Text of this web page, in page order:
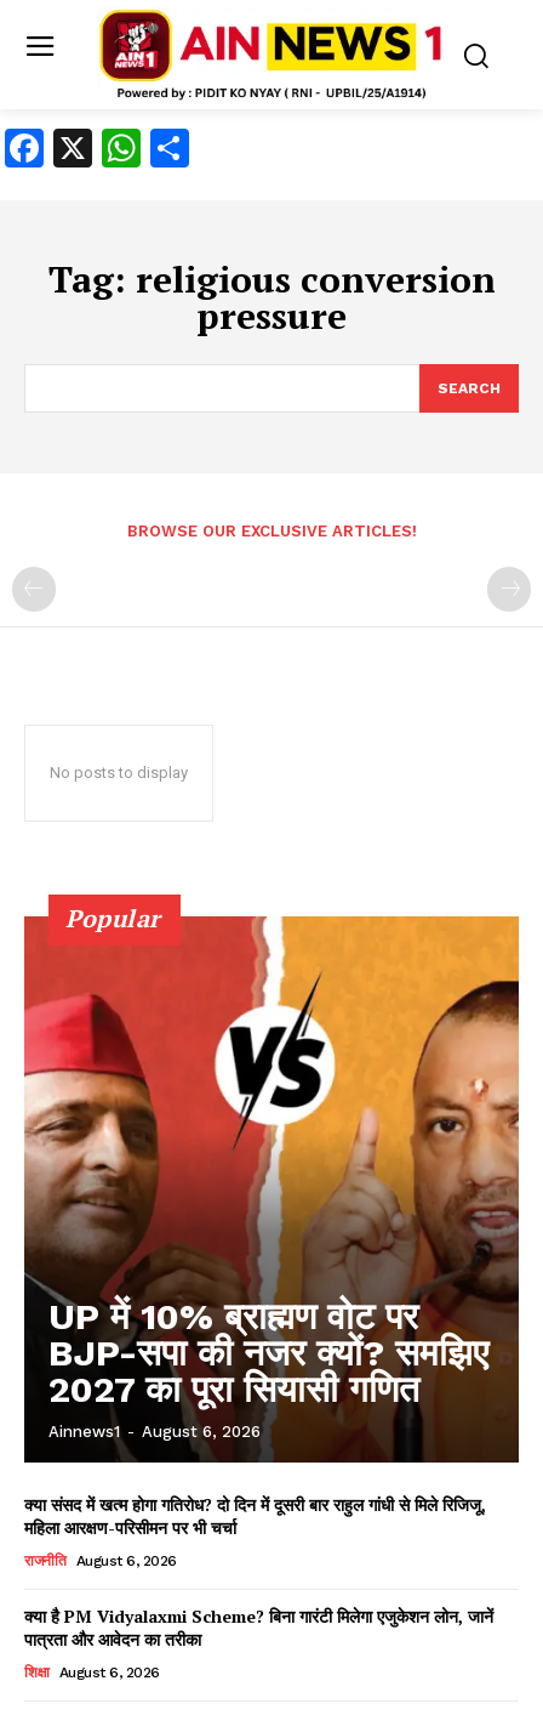
Facebook
X WhatsApp
Tag: religious conversion
pressure
SEARCH
BROWSE OUR EXCLUSIVE ARTICLES!
No posts to display
Popular
UP में 10% ब्राह्मण वोट पर
BJP-सपा की नजर क्यों? समझिए
2027 का पूरा सियासी गणित
Ainnews1 - August 6, 2026
क्या संसद में खत्म होगा गतिरोध? दो दिन में दूसरी बार राहुल गांधी से मिले रिजिजू,
महिला आरक्षण-परिसीमन पर भी चर्चा
राजनीति August 6, 2026
क्या है PM Vidyalaxmi Scheme? बिना गारंटी मिलेगा एजुकेशन लोन, जानें
पात्रता और आवेदन का तरीका
शिक्षा August 6, 2026